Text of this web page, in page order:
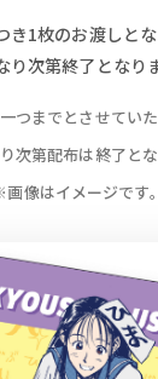
き1枚のお渡しとな
り次第終了となり
つまでとさせていた
次第配布は終了とな
像はイメージです。